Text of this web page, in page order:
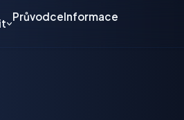
PrůvodceInformace